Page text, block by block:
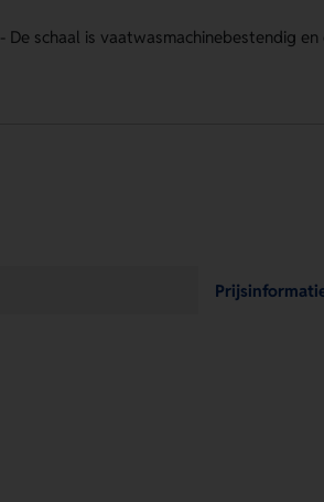
- De schaal is vaatwasmachinebestendig